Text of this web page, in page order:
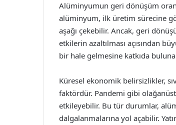
Alüminyumun geri dönüşüm
alüminyum, ilk üretim sürecine
aşağı çekebilir. Ancak, geri
etkilerin azaltılması açısından
bir hale gelmesine katkıda
Küresel ekonomik belirsizlikler,
faktördür. Pandemi gibi
etkileyebilir. Bu tür durumlar,
dalgalanmalarına yol açabilir.